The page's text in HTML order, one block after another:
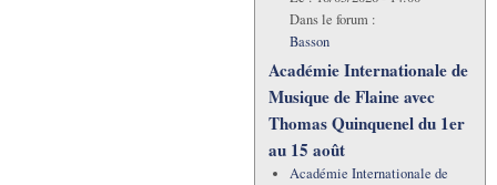
Dans le forum :
Basson
Académie Internationale de
Musique de Flaine avec
Thomas Quinquenel du 1er
au 15 août
Académie Internationale de